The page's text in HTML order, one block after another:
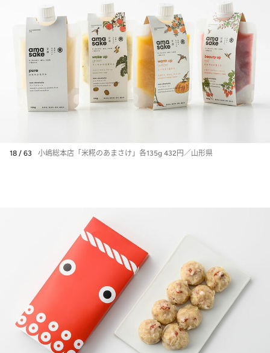
18 / 63 小嶋総本店「米糀のあまさけ」各135g 432円／山形県